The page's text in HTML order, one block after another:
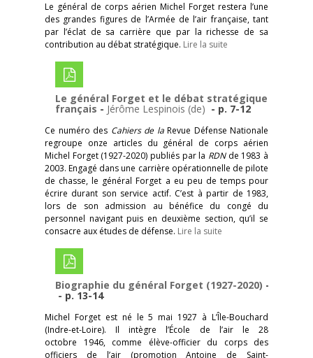
Le général de corps aérien Michel Forget restera l’une
des grandes figures de l’Armée de l’air française, tant
par l’éclat de sa carrière que par la richesse de sa
contribution au débat stratégique. Lire la suite
Le général Forget et le débat stratégique
français - Jérôme Lespinois (de) - p. 7-12
Ce numéro des Cahiers de la Revue Défense Nationale
regroupe onze articles du général de corps aérien
Michel Forget (1927-2020) publiés par la RDNde 1983 à
2003. Engagé dans une carrière opérationnelle de pilote
de chasse, le général Forget a eu peu de temps pour
écrire durant son service actif. C’est à partir de 1983,
lors de son admission au bénéfice du congé du
personnel navigant puis en deuxième section, qu’il se
consacre aux études de défense. Lire la suite
Biographie du général Forget (1927-2020) -
- p. 13-14
Michel Forget est né le 5 mai 1927 à L’Île-Bouchard
(Indre-et-Loire). Il intègre l’École de l’air le 28
octobre 1946, comme élève-officier du corps des
officiers de l’air (promotion Antoine de Saint-